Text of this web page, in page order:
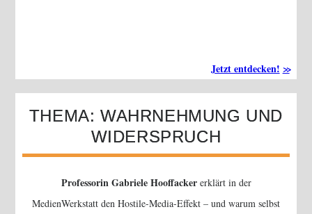
Jetzt entdecken!
THEMA: WAHRNEHMUNG UND
WIDERSPRUCH
Professorin Gabriele Hooffacker erklärt in der
MedienWerkstatt den Hostile-Media-Effekt – und warum selbst